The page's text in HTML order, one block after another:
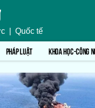
Quốc tế
PHÁP LUẬT KHOA HỌC-CÔNG